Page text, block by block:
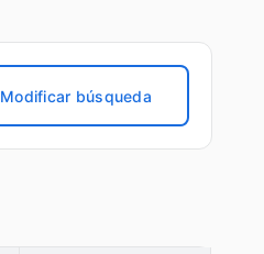
Modificar búsqueda